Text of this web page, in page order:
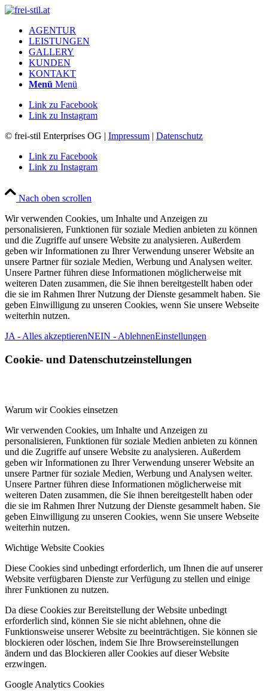
AGENTUR
LEISTUNGEN
GALLERY
KUNDEN
KONTAKT
Menü Menü
Link zu Facebook
Link zu Instagram
© frei-stil Enterprises OG | Impressum | Datenschutz
Link zu Facebook
Link zu Instagram
Nach oben scrollen
Wir verwenden Cookies, um Inhalte und Anzeigen zu
personalisieren, Funktionen für soziale Medien anbieten zu können
und die Zugriffe auf unsere Website zu analysieren. Außerdem
geben wir Informationen zu Ihrer Verwendung unserer Website an
unsere Partner für soziale Medien, Werbung und Analysen weiter.
Unsere Partner führen diese Informationen möglicherweise mit
weiteren Daten zusammen, die Sie ihnen bereitgestellt haben oder
die sie im Rahmen Ihrer Nutzung der Dienste gesammelt haben. Sie
geben Einwilligung zu unseren Cookies, wenn Sie unsere Webseite
weiterhin nutzen.
JA - Alles akzeptierenNEIN - AblehnenEinstellungen
Cookie- und Datenschutzeinstellungen
Warum wir Cookies einsetzen
Wir verwenden Cookies, um Inhalte und Anzeigen zu
personalisieren, Funktionen für soziale Medien anbieten zu können
und die Zugriffe auf unsere Website zu analysieren. Außerdem
geben wir Informationen zu Ihrer Verwendung unserer Website an
unsere Partner für soziale Medien, Werbung und Analysen weiter.
Unsere Partner führen diese Informationen möglicherweise mit
weiteren Daten zusammen, die Sie ihnen bereitgestellt haben oder
die sie im Rahmen Ihrer Nutzung der Dienste gesammelt haben. Sie
geben Einwilligung zu unseren Cookies, wenn Sie unsere Webseite
weiterhin nutzen.
Wichtige Website Cookies
Diese Cookies sind unbedingt erforderlich, um Ihnen die auf unserer
Website verfügbaren Dienste zur Verfügung zu stellen und einige
ihrer Funktionen zu nutzen.
Da diese Cookies zur Bereitstellung der Website unbedingt
erforderlich sind, können Sie sie nicht ablehnen, ohne die
Funktionsweise unserer Website zu beeinträchtigen. Sie können sie
blockieren oder löschen, indem Sie Ihre Browsereinstellungen
ändern und das Blockieren aller Cookies auf dieser Website
erzwingen.
Google Analytics Cookies